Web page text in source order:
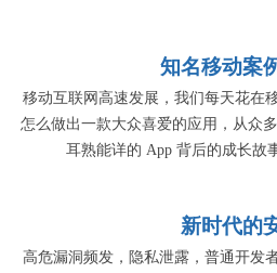
知名移动案
移动互联网高速发展，我们每天花在
怎么做出一款大众喜爱的应用，从众
耳熟能详的 App 背后的成长故
新时代的
高危漏洞频发，隐私泄露，普通开发